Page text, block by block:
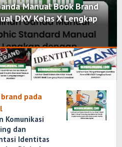
Manual Book Brand
DKV Kelas X Lengkap
pada
Komunikasi
dan
Identitas